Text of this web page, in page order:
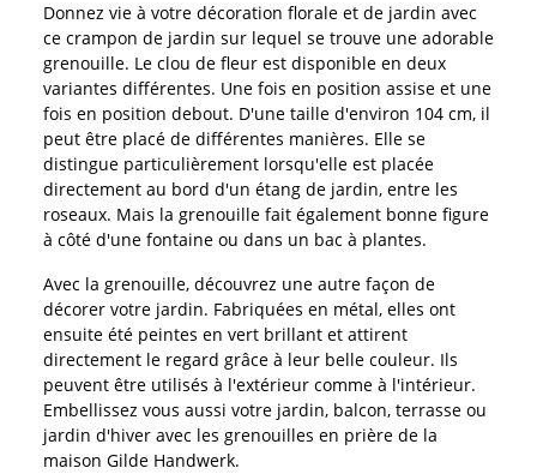
Donnez vie à votre décoration florale et de jardin avec
ce crampon de jardin sur lequel se trouve une adorable
grenouille. Le clou de fleur est disponible en deux
variantes différentes. Une fois en position assise et une
fois en position debout. D'une taille d'environ 104 cm, il
peut être placé de différentes manières. Elle se
distingue particulièrement lorsqu'elle est placée
directement au bord d'un étang de jardin, entre les
roseaux. Mais la grenouille fait également bonne figure
à côté d'une fontaine ou dans un bac à plantes.
Avec la grenouille, découvrez une autre façon de
décorer votre jardin. Fabriquées en métal, elles ont
ensuite été peintes en vert brillant et attirent
directement le regard grâce à leur belle couleur. Ils
peuvent être utilisés à l'extérieur comme à l'intérieur.
Embellissez vous aussi votre jardin, balcon, terrasse ou
jardin d'hiver avec les grenouilles en prière de la
maison Gilde Handwerk.